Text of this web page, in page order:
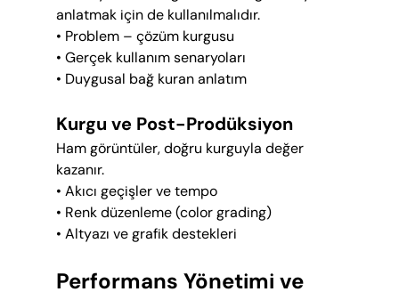
anlatmak için de kullanılmalıdır.
• Problem – çözüm kurgusu
• Gerçek kullanım senaryoları
• Duygusal bağ kuran anlatım
Kurgu ve Post-Prodüksiyon
Ham görüntüler, doğru kurguyla değer
kazanır.
• Akıcı geçişler ve tempo
• Renk düzenleme (color grading)
• Altyazı ve grafik destekleri
Performans Yönetimi ve